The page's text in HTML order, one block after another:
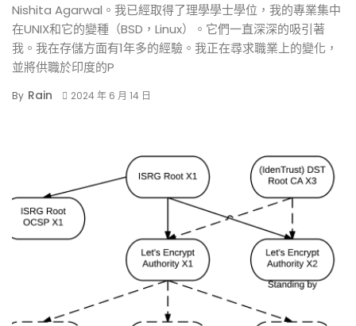
Nishita Agarwal。我已經取得了理學學士學位，我的專業集中
在UNIX和它的變種（BSD，Linux）。它們一直深深的吸引著
我。我在存儲方面有1年多的經驗。我正在尋求職業上的變化，
並將供職於印度的P
By Rain 2024 年 6 月 14 日